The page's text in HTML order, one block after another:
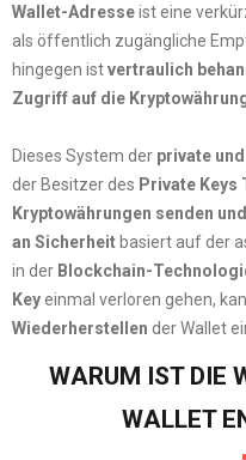
Wallet-Adresseist eine
als öffentlich zugängliche
hingegen istvertraulich
Zugriff auf die
Dieses System der private
der Besitzer des Private Keys
Kryptowährungen senden
an Sicherheit basiert auf der
in der Blockchain-
Keyeinmal verloren gehen,
Wiederherstellen der Wallet
WARUM IST DIE
WALLET